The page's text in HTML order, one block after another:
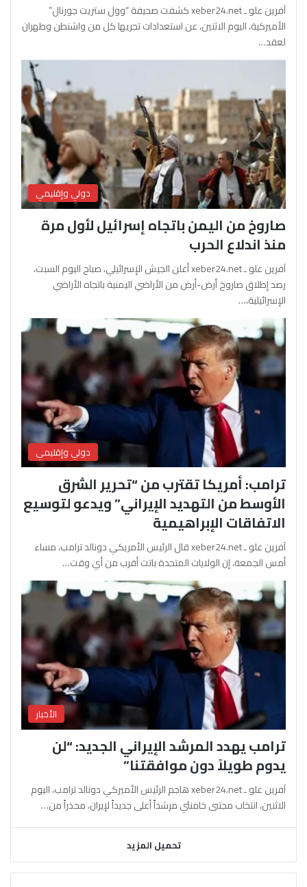
آفرين علو ـ xeber24.net كشفت صحيفة “وول ستريت جورنال”
الأميركية، اليوم الاثنين، عن استعدادات تجريها كل من واشنطن وطهران
لعقد…
دولي وإقليمي
صاروخ من اليمن باتجاه إسرائيل لأول مرة
منذ اندلاع الحرب
آفرين علو ـ xeber24.net أعلن الجيش الإسرائيلي، صباح اليوم السبت،
رصد إطلاق صاروخ أرض-أرض من الأراضي اليمنية باتجاه الأراضي
الإسرائيلية،…
دولي وإقليمي
ترامب: أمريكا تقترب من “تحرير الشرق
الأوسط من التهديد الإيراني” ويدعو لتوسيع
الاتفاقات الإبراهيمية
آفرين علو ـ xeber24.net قال الرئيس الأمريكي دونالد ترامب، مساء
أمس الجمعة، إن الولايات المتحدة باتت أقرب من أي وقت…
الأخبار
ترامب يهدد المرشد الإيراني الجديد: “لن
يدوم طويلاً دون موافقتنا”
آفرين علو ـ xeber24.net هاجم الرئيس الأميركي دونالد ترامب، اليوم
الاثنين، انتخاب مجتبى خامنئي مرشداً أعلى جديداً لإيران، محذراً من…
تحميل المزيد